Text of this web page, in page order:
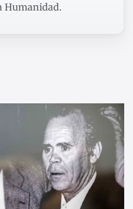
Humanidad.